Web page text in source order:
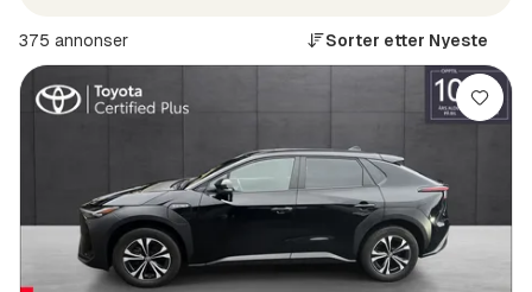
375 annonser Sorter etter Nyeste
Lagre